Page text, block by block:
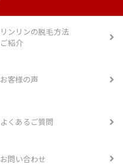
リンリンの脱毛方法
ご紹介
お客様の声
よくあるご質問
お問い合わせ